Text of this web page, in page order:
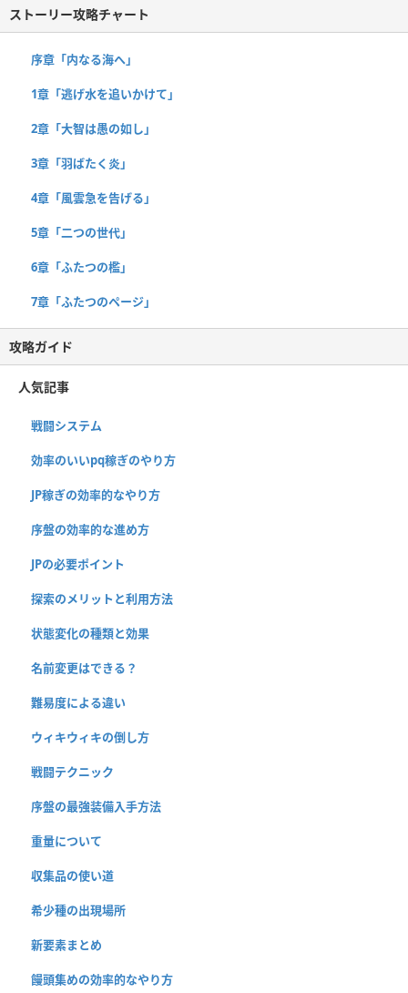
ストーリー攻略チャート
序章「内なる海へ」
1章「逃げ水を追いかけて」
2章「大智は愚の如し」
3章「羽ばたく炎」
4章「風雲急を告げる」
5章「二つの世代」
6章「ふたつの檻」
7章「ふたつのページ」
攻略ガイド
人気記事
戦闘システム
効率のいいpq稼ぎのやり方
JP稼ぎの効率的なやり方
序盤の効率的な進め方
JPの必要ポイント
探索のメリットと利用方法
状態変化の種類と効果
名前変更はできる？
難易度による違い
ウィキウィキの倒し方
戦闘テクニック
序盤の最強装備入手方法
重量について
収集品の使い道
希少種の出現場所
新要素まとめ
饅頭集めの効率的なやり方